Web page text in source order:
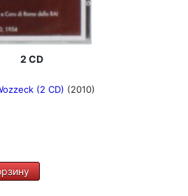
2 CD
(2 CD) (2010)